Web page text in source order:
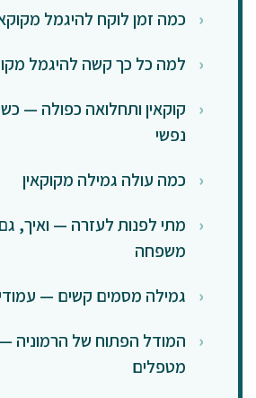
כמה זמן לוקח להיגמל
למה כל כך קשה להיגמל
קוקאין ותחלואה כפולה —
נפשי
כמה עולה גמילה מקוקאין
מתי לפנות לעזרה — ואיך,
משפחה
גמילה מסמים קשים —
המודל הפתוח של הרמוניה
מטפלים